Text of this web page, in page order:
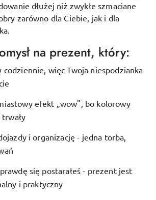
dłużej niż zwykłe szmaciane
zarówno dla Ciebie, jak i dla
na prezent, który:
codziennie, więc Twoja niespodzianka
efekt „wow", bo kolorowy
i organizację - jedna torba,
się postarałeś - prezent jest
i praktyczny